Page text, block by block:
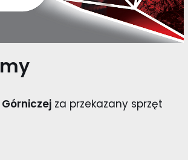
za przekazany sprzęt